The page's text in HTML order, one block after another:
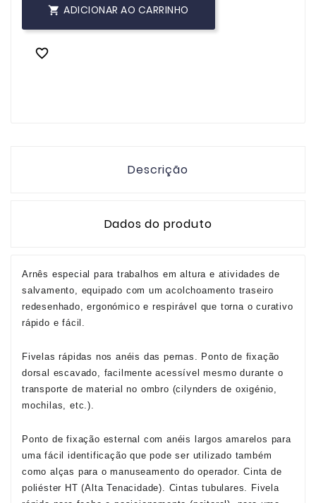
 ADICIONAR AO CARRINHO

Descrição
Dados do produto
Arnês especial para trabalhos em altura e atividades de
salvamento, equipado com um acolchoamento traseiro
redesenhado, ergonómico e respirável que torna o curativo
rápido e fácil.
Fivelas rápidas nos anéis das pernas. Ponto de fixação
dorsal escavado, facilmente acessível mesmo durante o
transporte de material no ombro (cilynders de oxigénio,
mochilas, etc.).
Ponto de fixação esternal com anéis largos amarelos para
uma fácil identificação que pode ser utilizado também
como alças para o manuseamento do operador. Cinta de
poliéster HT (Alta Tenacidade). Cintas tubulares. Fivela